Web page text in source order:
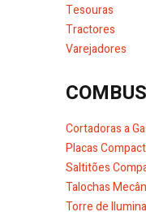
Tesouras
Tractores
Varejadores
Cortadoras a
Placas
Saltitões
Talochas
Torre de